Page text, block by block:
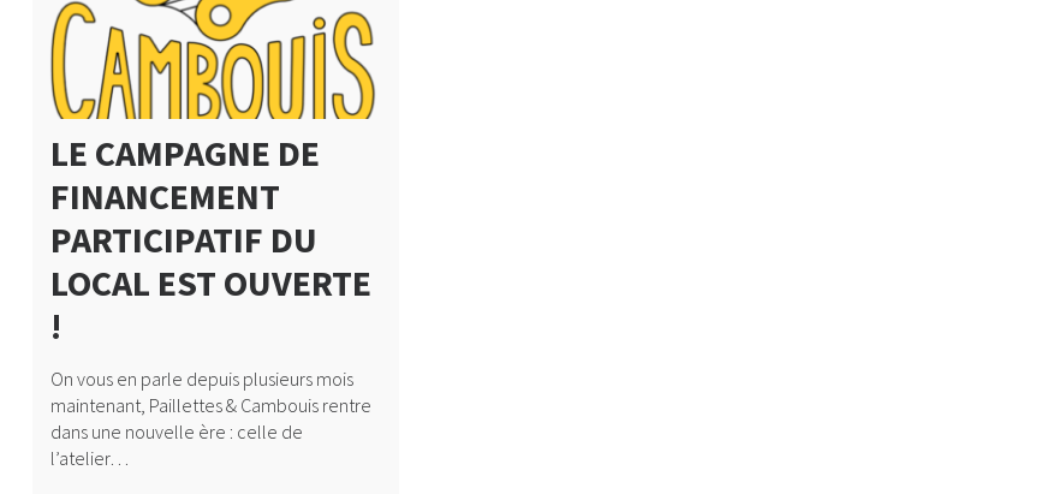
LE CAMPAGNE DE
FINANCEMENT
PARTICIPATIF DU
LOCAL EST OUVERTE
!
On vous en parle depuis plusieurs mois
maintenant, Paillettes & Cambouis rentre
dans une nouvelle ère : celle de
l’atelier…